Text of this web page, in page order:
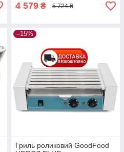
4 579 ₴ 5 724 ₴
–15%
Гриль роликовий GoodFood